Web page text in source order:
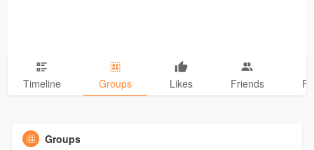
Timeline Groups Likes Friends
Groups